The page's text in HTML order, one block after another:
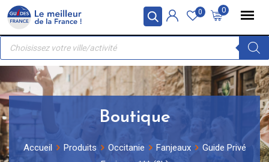
Panneau de gestion des cookies
Skip
content
0
0
Recherche
produits
Boutique
Accueil Produits Occitanie Fanjeaux
Guide Privé